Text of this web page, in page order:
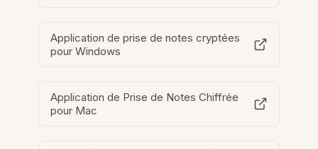
Application de prise de notes cryptées
pour Windows
Application de Prise de Notes Chiffrée
pour Mac